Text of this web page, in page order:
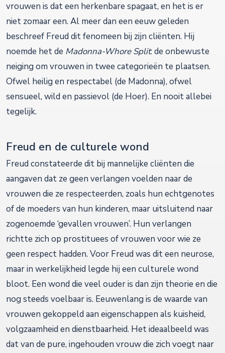
vrouwen is dat een herkenbare spagaat, en het is er
niet zomaar een. Al meer dan een eeuw geleden
beschreef Freud dit fenomeen bij zijn cliënten. Hij
noemde het de Madonna-Whore Split: de onbewuste
neiging om vrouwen in twee categorieën te plaatsen.
Ofwel heilig en respectabel (de Madonna), ofwel
sensueel, wild en passievol (de Hoer). En nooit allebei
tegelijk.
Freud en de culturele wond
Freud constateerde dit bij mannelijke cliënten die
aangaven dat ze geen verlangen voelden naar de
vrouwen die ze respecteerden, zoals hun echtgenotes
of de moeders van hun kinderen, maar uitsluitend naar
zogenoemde ‘gevallen vrouwen’. Hun verlangen
richtte zich op prostituees of vrouwen voor wie ze
geen respect hadden. Voor Freud was dit een neurose,
maar in werkelijkheid legde hij een culturele wond
bloot. Een wond die veel ouder is dan zijn theorie en die
nog steeds voelbaar is. Eeuwenlang is de waarde van
vrouwen gekoppeld aan eigenschappen als kuisheid,
volgzaamheid en dienstbaarheid. Het ideaalbeeld was
dat van de pure, ingehouden vrouw die zich voegt naar